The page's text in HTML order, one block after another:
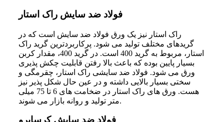
فولاد ضد سایش راک استار
راک استار نیز یک ورق فولاد ضد سایش است که در
گریدهای مختلف تولید می شود. پرکاربردترین گرید راک
استار، مربوط به گرید 400 است. در گرید 400، مقدار کربن
بسیار پایین بوده که باعث بالا رفتن قابلیت چکش پذیری
ورق می شود. فولاد ضد سایشی راک استار، چقرمگی و
سختی بسیار بالایی داشته و در عین حال شکل پذیر نیز
هست. ورق های راک استار در ضخامت های 6 تا 75 میلی
متر تولید و روانه بازار می شوند.